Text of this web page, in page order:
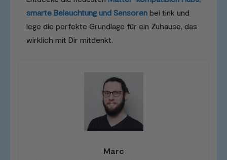
smarte Beleuchtung und Sensoren bei tink und
lege die perfekte Grundlage für ein Zuhause, das
wirklich mit Dir mitdenkt.
Marc